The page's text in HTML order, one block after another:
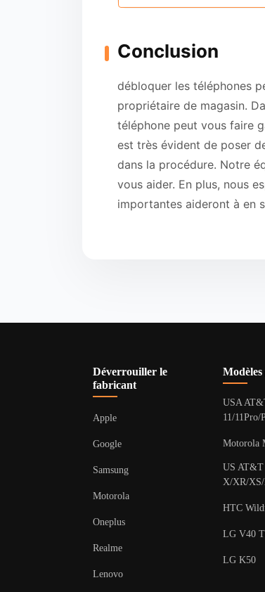
Conclusion
débloquer les téléphones
propriétaire de magasin.
téléphone peut vous faire
est très évident de poser
dans la procédure. Notre
vous aider. En plus, nous
importantes aideront à en
Déverrouiller le
fabricant
Apple
Google
Samsung
Motorola
Oneplus
Realme
Lenovo
USA
11/11Pro/
Motorola
US AT&T
X/XR/
HTC
LG V40
LG K50